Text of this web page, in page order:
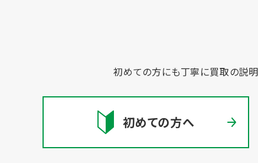
初めての方にも丁寧に買取の説明
初めての方へ